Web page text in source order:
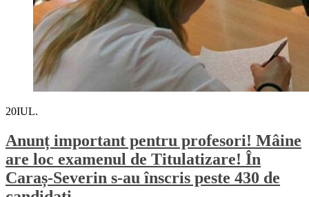
20IUL.
Anunț important pentru profesori! Mâine
are loc examenul de Titulatizare! În
Caraș-Severin s-au înscris peste 430 de